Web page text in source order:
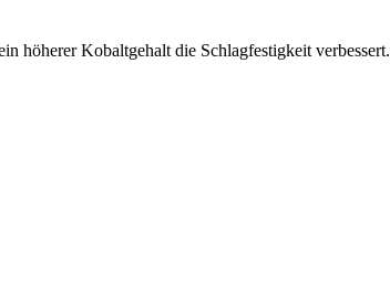
höherer Kobaltgehalt die Schlagfestigkeit verbessert.